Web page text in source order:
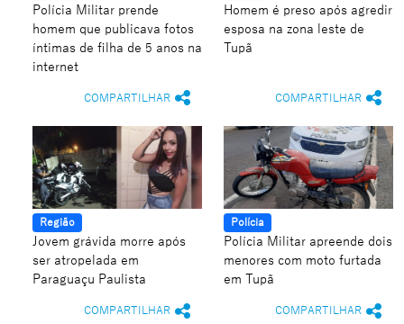
Polícia Militar prende
homem que publicava fotos
íntimas de filha de 5 anos na
internet
COMPARTILHAR
Homem é preso após agredir
esposa na zona leste de
Tupã
COMPARTILHAR
Região
Jovem grávida morre após
ser atropelada em
Paraguaçu Paulista
COMPARTILHAR
Polícia
Polícia Militar apreende dois
menores com moto furtada
em Tupã
COMPARTILHAR